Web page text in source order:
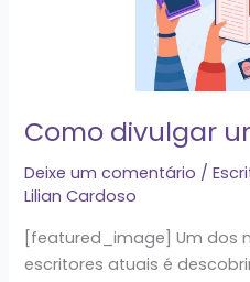
Como divulgar
Deixe um comentário /
Lilian Cardoso
[featured_image] Um dos
escritores atuais é